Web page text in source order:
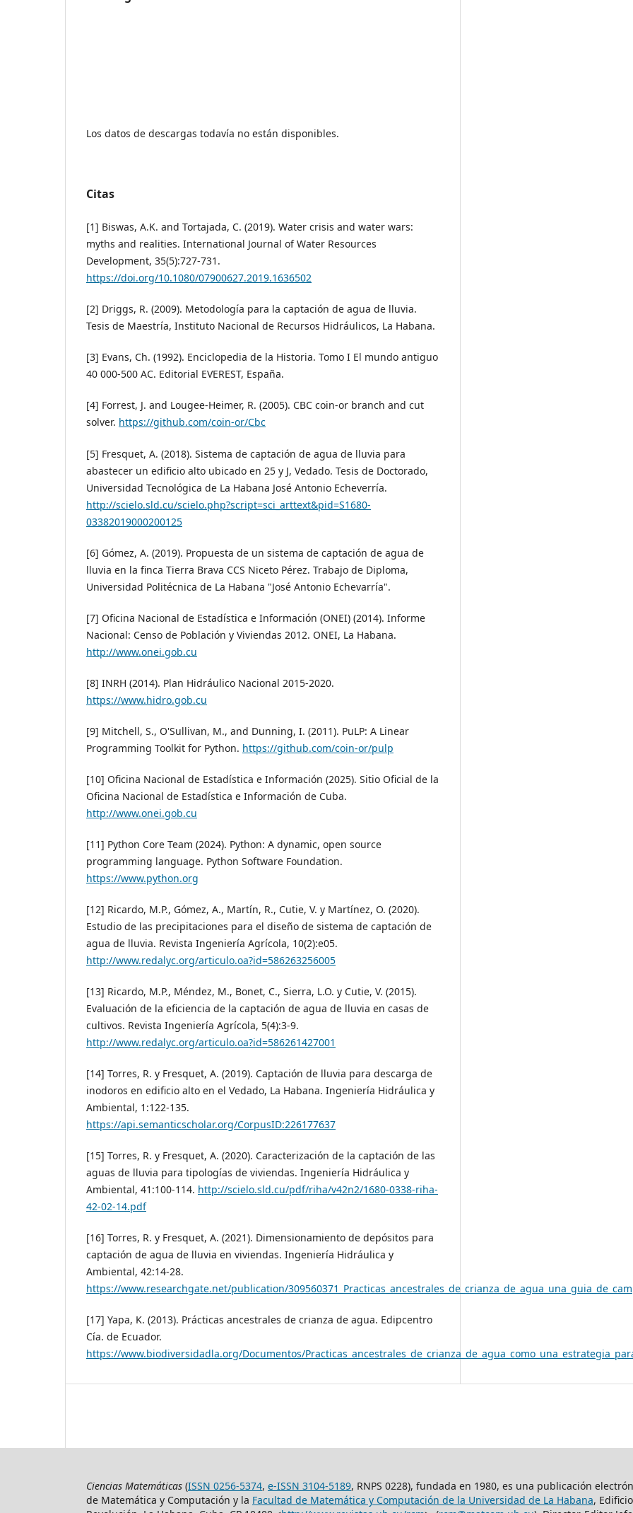
Los datos de descargas todavía no están disponibles.
Citas
[1] Biswas, A.K. and Tortajada, C. (2019). Water crisis and water wars:
myths and realities. International Journal of Water Resources
Development, 35(5):727-731.
https://doi.org/10.1080/07900627.2019.1636502
[2] Driggs, R. (2009). Metodología para la captación de agua de lluvia.
Tesis de Maestría, Instituto Nacional de Recursos Hidráulicos, La Habana.
[3] Evans, Ch. (1992). Enciclopedia de la Historia. Tomo I El mundo antiguo
40 000-500 AC. Editorial EVEREST, España.
[4] Forrest, J. and Lougee-Heimer, R. (2005). CBC coin-or branch and cut
solver. https://github.com/coin-or/Cbc
[5] Fresquet, A. (2018). Sistema de captación de agua de lluvia para
abastecer un edificio alto ubicado en 25 y J, Vedado. Tesis de Doctorado,
Universidad Tecnológica de La Habana José Antonio Echeverría.
http://scielo.sld.cu/scielo.php?script=sci_arttext&pid=S1680-
03382019000200125
[6] Gómez, A. (2019). Propuesta de un sistema de captación de agua de
lluvia en la finca Tierra Brava CCS Niceto Pérez. Trabajo de Diploma,
Universidad Politécnica de La Habana "José Antonio Echevarría".
[7] Oficina Nacional de Estadística e Información (ONEI) (2014). Informe
Nacional: Censo de Población y Viviendas 2012. ONEI, La Habana.
http://www.onei.gob.cu
[8] INRH (2014). Plan Hidráulico Nacional 2015-2020.
https://www.hidro.gob.cu
[9] Mitchell, S., O'Sullivan, M., and Dunning, I. (2011). PuLP: A Linear
Programming Toolkit for Python. https://github.com/coin-or/pulp
[10] Oficina Nacional de Estadística e Información (2025). Sitio Oficial de la
Oficina Nacional de Estadística e Información de Cuba.
http://www.onei.gob.cu
[11] Python Core Team (2024). Python: A dynamic, open source
programming language. Python Software Foundation.
https://www.python.org
[12] Ricardo, M.P., Gómez, A., Martín, R., Cutie, V. y Martínez, O. (2020).
Estudio de las precipitaciones para el diseño de sistema de captación de
agua de lluvia. Revista Ingeniería Agrícola, 10(2):e05.
http://www.redalyc.org/articulo.oa?id=586263256005
[13] Ricardo, M.P., Méndez, M., Bonet, C., Sierra, L.O. y Cutie, V. (2015).
Evaluación de la eficiencia de la captación de agua de lluvia en casas de
cultivos. Revista Ingeniería Agrícola, 5(4):3-9.
http://www.redalyc.org/articulo.oa?id=586261427001
[14] Torres, R. y Fresquet, A. (2019). Captación de lluvia para descarga de
inodoros en edificio alto en el Vedado, La Habana. Ingeniería Hidráulica y
Ambiental, 1:122-135.
https://api.semanticscholar.org/CorpusID:226177637
[15] Torres, R. y Fresquet, A. (2020). Caracterización de la captación de las
aguas de lluvia para tipologías de viviendas. Ingeniería Hidráulica y
Ambiental, 41:100-114. http://scielo.sld.cu/pdf/riha/v42n2/1680-0338-riha-
42-02-14.pdf
[16] Torres, R. y Fresquet, A. (2021). Dimensionamiento de depósitos para
captación de agua de lluvia en viviendas. Ingeniería Hidráulica y
Ambiental, 42:14-28.
https://www.researchgate.net/publication/
[17] Yapa, K. (2013). Prácticas ancestrales de crianza de agua. Edipcentro
Cía. de Ecuador.
https://www.biodiversidadla.org/Documentos/
Ciencias Matemáticas (ISSN 0256-5374, e-ISSN 3104-5189, RNPS 0228), fundada en 1980, es una publicación
de Matemática y Computación y la Facultad de Matemática y Computación de la Universidad de La Habana,